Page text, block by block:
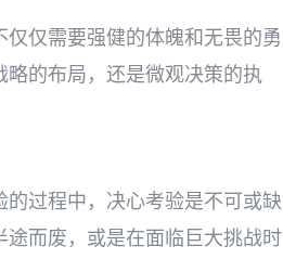
仅需要强健的体魄和无畏的勇
的布局，还是微观决策的执
过程中，决心考验是不可或缺
而废，或是在面临巨大挑战时